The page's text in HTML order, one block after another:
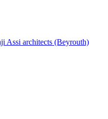
Assi architects (Beyrouth)